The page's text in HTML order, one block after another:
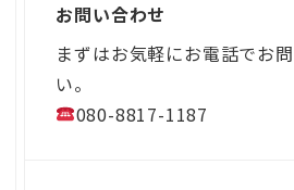
お問い合わせ
まずはお気軽にお電話でお
い。
080-8817-1187